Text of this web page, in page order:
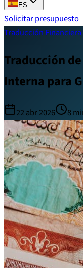
ES
Solicitar presupuesto
Traducción Financiera
Traducción
Interna para
22 abr 2026 8